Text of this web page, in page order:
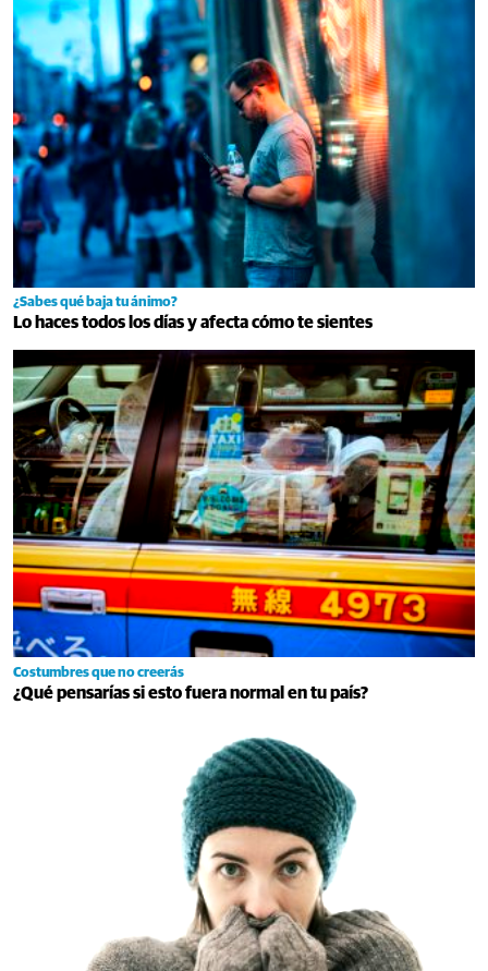
¿Sabes qué baja tu ánimo?
Lo haces todos los días y afecta cómo te sientes
Costumbres que no creerás
¿Qué pensarías si esto fuera normal en tu país?